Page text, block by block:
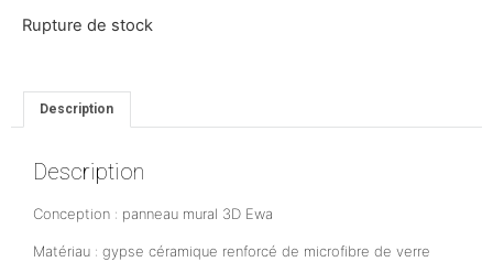
Rupture de stock
Description
Description
Conception : panneau mural 3D Ewa
Matériau : gypse céramique renforcé de microfibre de verre